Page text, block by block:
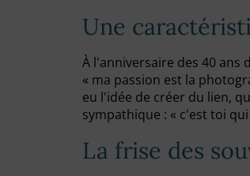
Une
À l'anniversaire des 40 ans
« ma passion est la
eu l'idée de créer du lien,
sympathique : « c'est toi
La frise des